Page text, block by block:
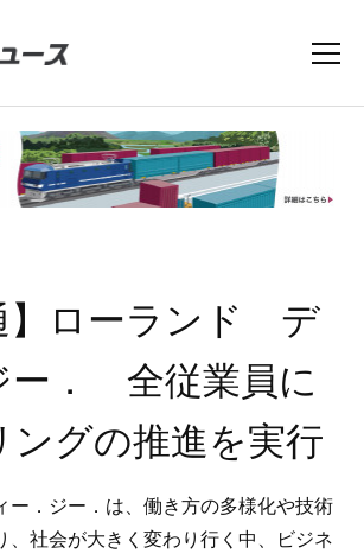
】ローランド デ
ー． 全従業員に
ングの推進を実行
．ジー．は、働き方の多様化や技術
、社会が大きく変わり行く中、ビジネ